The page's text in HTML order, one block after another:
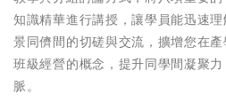
知識精華進行講授，讓學員能迅速
景同儕間的切磋與交流，擴增您在
班級經營的概念，提升同學間凝聚
脈。